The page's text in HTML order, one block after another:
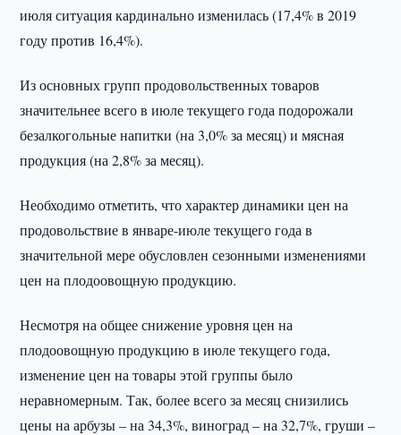
июля ситуация кардинально изменилась (17,4% в 2019
году против 16,4%).
Из основных групп продовольственных товаров
значительнее всего в июле текущего года подорожали
безалкогольные напитки (на 3,0% за месяц) и мясная
продукция (на 2,8% за месяц).
Необходимо отметить, что характер динамики цен на
продовольствие в январе-июле текущего года в
значительной мере обусловлен сезонными изменениями
цен на плодоовощную продукцию.
Несмотря на общее снижение уровня цен на
плодоовощную продукцию в июле текущего года,
изменение цен на товары этой группы было
неравномерным. Так, более всего за месяц снизились
цены на арбузы – на 34,3%, виноград – на 32,7%, груши –